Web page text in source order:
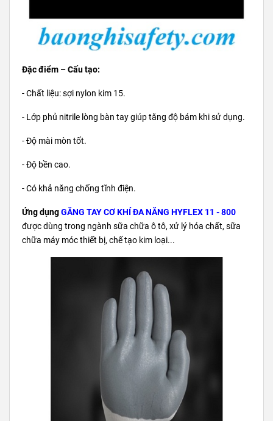
Đặc điểm – Cấu tạo:
- Chất liệu: sợi nylon kim 15.
- Lớp phủ nitrile lòng bàn tay giúp tăng độ bám khi sử dụng.
- Độ mài mòn tốt.
- Độ bền cao.
- Có khả năng chống tĩnh điện.
Ứng dụngGĂNG TAY CƠ KHÍ ĐA NĂNG HYFLEX 11 - 800
được dùng trong ngành sữa chữa ô tô, xử lý hóa chất, sữa
chữa máy móc thiết bị, chế tạo kim loại...